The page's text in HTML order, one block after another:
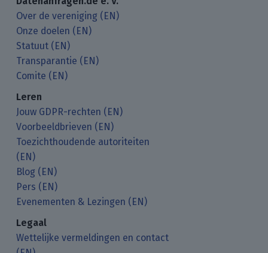
Over de vereniging (EN)
Onze doelen (EN)
Statuut (EN)
Transparantie (EN)
Comite (EN)
Leren
Jouw GDPR-rechten (EN)
Voorbeeldbrieven (EN)
Toezichthoudende autoriteiten
(EN)
Blog (EN)
Pers (EN)
Evenementen & Lezingen (EN)
Legaal
Wettelijke vermeldingen en contact